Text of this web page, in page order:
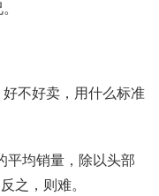
不好卖，用什么标准
平均销量，除以头部
之，则难。